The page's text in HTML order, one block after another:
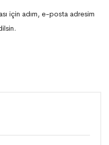
için adım, e-posta adresim